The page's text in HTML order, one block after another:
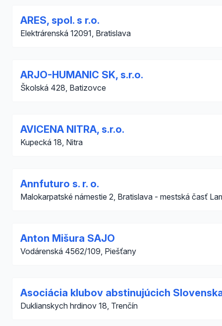
ARES, spol. s r.o.
Elektrárenská 12091, Bratislava
ARJO-HUMANIC SK, s.r.o.
Školská 428, Batizovce
AVICENA NITRA, s.r.o.
Kupecká 18, Nitra
Annfuturo s. r. o.
Malokarpatské námestie 2, Bratislava - mestská časť
Anton Mišura SAJO
Vodárenská 4562/109, Piešťany
Asociácia klubov abstinujúcich
Duklianskych hrdinov 18, Trenčín